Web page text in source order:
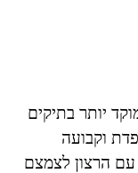
יותר בתיקים
וקבועה
הרצון לצמצם